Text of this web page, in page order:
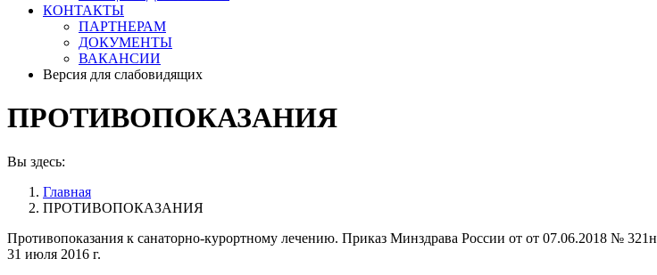
КОНТАКТЫ
ПАРТНЕРАМ
ДОКУМЕНТЫ
ВАКАНСИИ
Версия для слабовидящих
ПРОТИВОПОКАЗАНИЯ
Вы здесь:
Главная
ПРОТИВОПОКАЗАНИЯ
Противопоказания к санаторно-курортному лечению. Приказ Минздрава России от от 07.06.2018 № 321н
31 июля 2016 г.